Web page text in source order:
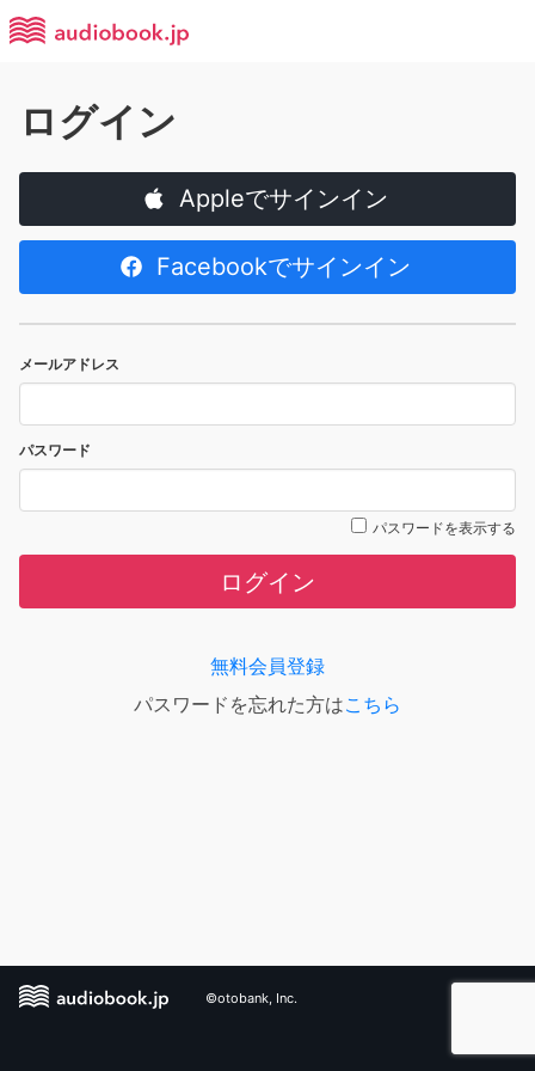
ログイン
Appleでサインイン
Facebookでサインイン
メールアドレス
パスワード
パスワードを表示する
ログイン
無料会員登録
パスワードを忘れた方はこちら
©otobank, Inc.